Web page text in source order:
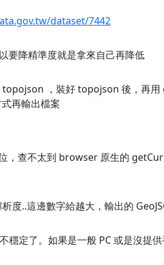
dataset/7442
要降精準度就是拿來自己再降低
topojson ，裝好 topojson 後，
再輸出檔案
，查不太到 browser 原生的
度..這邊數字給越大，輸出的
定了。如果是一般 PC 或是沒提